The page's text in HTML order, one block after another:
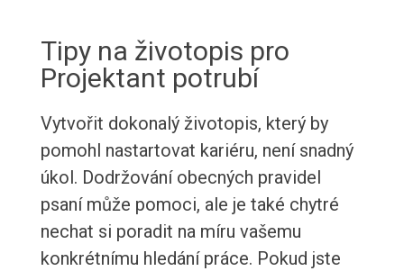
Tipy na životopis pro
Projektant potrubí
Vytvořit dokonalý životopis, který by
pomohl nastartovat kariéru, není snadný
úkol. Dodržování obecných pravidel
psaní může pomoci, ale je také chytré
nechat si poradit na míru vašemu
konkrétnímu hledání práce. Pokud jste